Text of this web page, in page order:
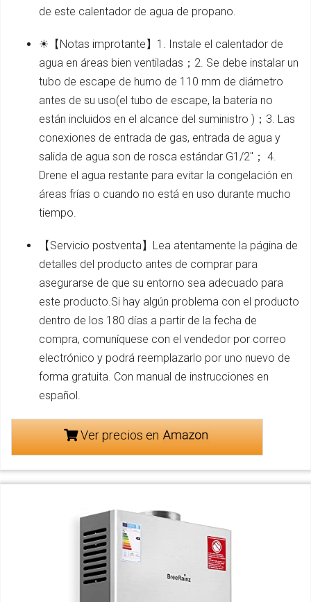
de este calentador de agua de propano.
☀【Notas improtante】1. Instale el calentador de
agua en áreas bien ventiladas；2. Se debe instalar un
tubo de escape de humo de 110 mm de diámetro
antes de su uso(el tubo de escape, la batería no
están incluidos en el alcance del suministro )；3. Las
conexiones de entrada de gas, entrada de agua y
salida de agua son de rosca estándar G1/2''； 4.
Drene el agua restante para evitar la congelación en
áreas frías o cuando no está en uso durante mucho
tiempo.
【Servicio postventa】Lea atentamente la página de
detalles del producto antes de comprar para
asegurarse de que su entorno sea adecuado para
este producto.Si hay algún problema con el producto
dentro de los 180 días a partir de la fecha de
compra, comuníquese con el vendedor por correo
electrónico y podrá reemplazarlo por uno nuevo de
forma gratuita. Con manual de instrucciones en
español.
Ver precios en